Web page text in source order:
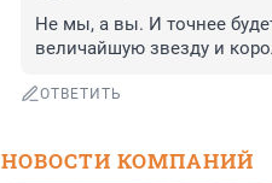
Не мы, а вы. И точнее
величайшую звезду и
ОТВЕТИТЬ
НОВОСТИ КОМПАНИЙ